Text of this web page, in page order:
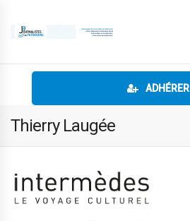
ADHÉRER
Thierry Laugée